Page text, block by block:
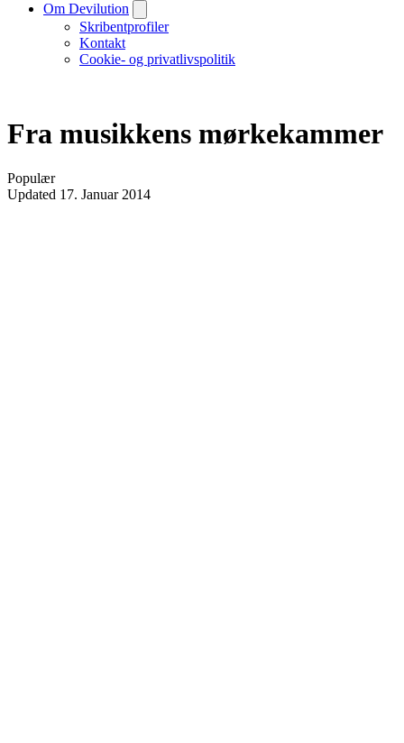
Om Devilution
Skribentprofiler
Kontakt
Cookie- og privatlivspolitik
Fra musikkens mørkekammer
Populær
Updated 17. Januar 2014